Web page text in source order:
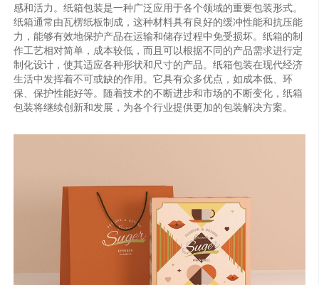
感和活力。纸箱包装是一种广泛应用于各个领域的重要包装形式。
纸箱通常由瓦楞纸板制成，这种材料具有良好的缓冲性能和抗压能
力，能够有效地保护产品在运输和储存过程中免受损坏。纸箱的制
作工艺相对简单，成本较低，而且可以根据不同的产品需求进行定
制化设计，使其适应各种形状和尺寸的产品。纸箱包装在现代经济
生活中发挥着不可或缺的作用。它具有众多优点，如成本低、环
保、保护性能好等。随着技术的不断进步和市场的不断变化，纸箱
包装将继续创新和发展，为各个行业提供更加的包装解决方案。